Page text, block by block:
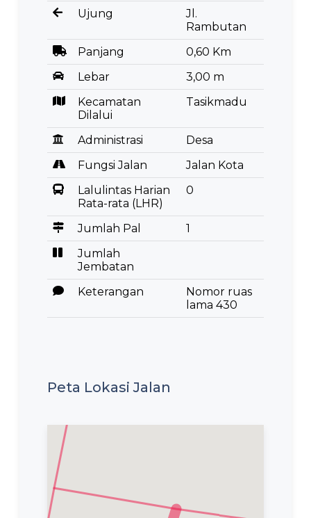
Ujung
Jl.
Rambutan
Panjang
0,60 Km
Lebar
3,00 m
Kecamatan
Dilalui
Tasikmadu
Administrasi
Desa
Fungsi Jalan
Jalan Kota
Lalulintas Harian
Rata-rata (LHR)
0
Jumlah Pal
1
Jumlah
Jembatan
Keterangan
Nomor ruas
lama 430
Peta Lokasi Jalan